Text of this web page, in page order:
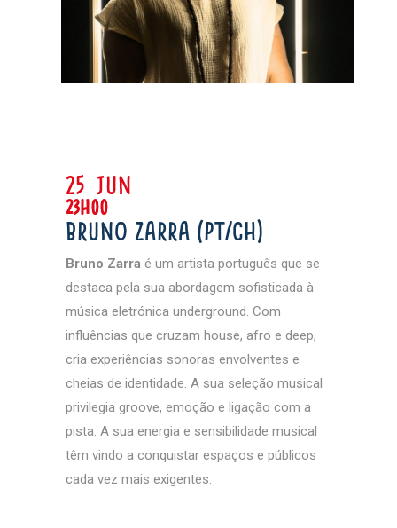
25 jun
23h00
Bruno Zarra (PT/CH)
Bruno Zarra é um artista português que se
destaca pela sua abordagem sofisticada à
música eletrónica underground. Com
influências que cruzam house, afro e deep,
cria experiências sonoras envolventes e
cheias de identidade. A sua seleção musical
privilegia groove, emoção e ligação com a
pista. A sua energia e sensibilidade musical
têm vindo a conquistar espaços e públicos
cada vez mais exigentes.